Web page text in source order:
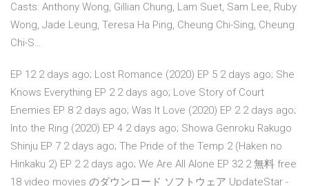
Casts: Anthony Wong, Gillian Chung, Lam Suet, Sam Lee, Ruby
Wong, Jade Leung, Teresa Ha Ping, Cheung Chi-Sing, Cheung
Chi-S…
EP 12 2 days ago; Lost Romance (2020) EP 5 2 days ago; She
Knows Everything EP 2 2 days ago; Love Story of Court
Enemies EP 8 2 days ago; Was It Love (2020) EP 2 2 days ago;
Into the Ring (2020) EP 4 2 days ago; Showa Genroku Rakugo
Shinju EP 7 2 days ago; The Pride of the Temp 2 (Haken no
Hinkaku 2) EP 2 2 days ago; We Are All Alone EP 32 2 無料 free
18 video movies のダウンロード ソフトウェア UpdateStar -